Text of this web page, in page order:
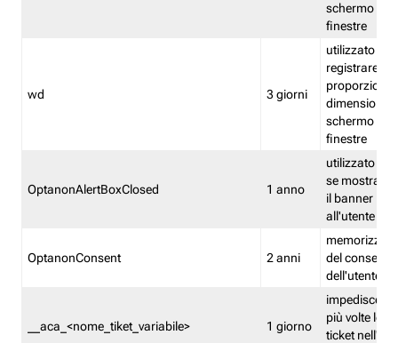
schermo e
finestre
wd 3 giorni
utilizzato per
registrare le
proporzioni
dimensioni
schermo e
finestre
OptanonAlertBoxClosed 1 anno
utilizzato per
se mostrare
il banner
all'utente
OptanonConsent 2 anni
memorizza
del
dell'utente
__aca_<nome_tiket_variabile> 1 giorno
impedisce di
più volte lo
ticket